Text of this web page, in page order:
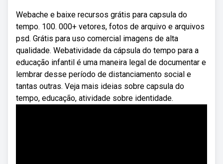
Webache e baixe recursos grátis para capsula do
tempo. 100. 000+ vetores, fotos de arquivo e arquivos
psd. Grátis para uso comercial imagens de alta
qualidade. Webatividade da cápsula do tempo para a
educação infantil é uma maneira legal de documentar e
lembrar desse período de distanciamento social e
tantas outras. Veja mais ideias sobre capsula do
tempo, educação, atividade sobre identidade.